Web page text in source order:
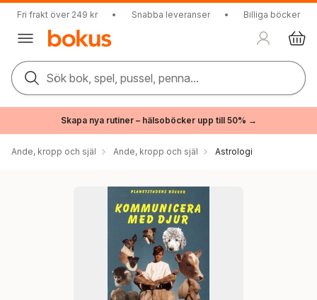
Fri frakt över 249 kr • Snabba leveranser • Billiga böcker
Sök bok, spel, pussel, penna...
Skapa nya rutiner – hälsoböcker upp till 50% →
Ande, kropp och själ Ande, kropp och själ Astrologi